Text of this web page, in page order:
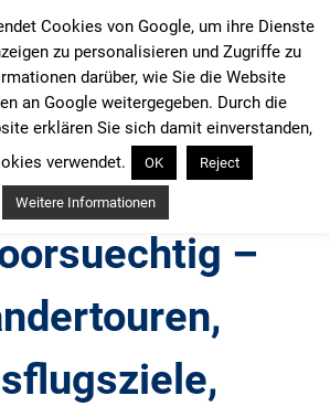
–
Cookies von Google, um ihre Dienste
zu personalisieren und Zugriffe zu
darüber, wie Sie die Website
an Google weitergegeben. Durch die
erklären Sie sich damit einverstanden,
verwendet.
OK Reject
Weitere Informationen